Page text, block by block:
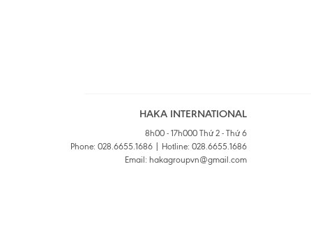
HAKA INTERNATIONAL
8h00 - 17h000 Thứ 2 - Thứ 6
Phone: 028.6655.1686 | Hotline: 028.6655.1686
Email: hakagroupvn@gmail.com